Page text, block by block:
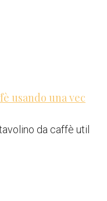
usando una vec
da caffè util